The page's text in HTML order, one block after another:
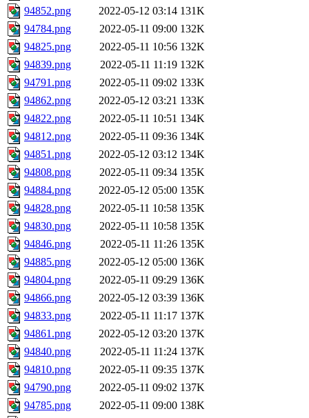
94852.png
2022-05-12 03:14 131K
94784.png
2022-05-11 09:00 132K
94825.png
2022-05-11 10:56 132K
94839.png
2022-05-11 11:19 132K
94791.png
2022-05-11 09:02 133K
94862.png
2022-05-12 03:21 133K
94822.png
2022-05-11 10:51 134K
94812.png
2022-05-11 09:36 134K
94851.png
2022-05-12 03:12 134K
94808.png
2022-05-11 09:34 135K
94884.png
2022-05-12 05:00 135K
94828.png
2022-05-11 10:58 135K
94830.png
2022-05-11 10:58 135K
94846.png
2022-05-11 11:26 135K
94885.png
2022-05-12 05:00 136K
94804.png
2022-05-11 09:29 136K
94866.png
2022-05-12 03:39 136K
94833.png
2022-05-11 11:17 137K
94861.png
2022-05-12 03:20 137K
94840.png
2022-05-11 11:24 137K
94810.png
2022-05-11 09:35 137K
94790.png
2022-05-11 09:02 137K
94785.png
2022-05-11 09:00 138K